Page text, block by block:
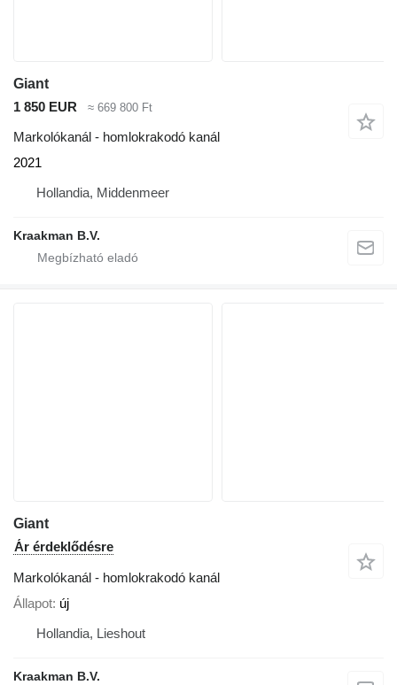
Giant
1 850 EUR
≈ 669 800 Ft
Markolókanál - homlokrakodó kanál
2021
Hollandia, Middenmeer
Kraakman B.V.
Giant
Ár érdeklődésre
Markolókanál - homlokrakodó kanál
Állapot új
Hollandia, Lieshout
Kraakman B.V.